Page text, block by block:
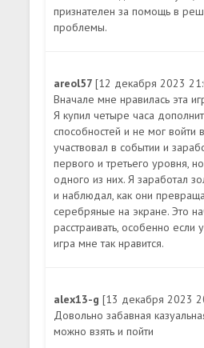
признателен за помощь в
проблемы.
areol57[12 декабря 2023
Вначале мне нравилась эта
Я купил четыре часа
способностей и не мог войти
участвовал в событии и
первого и третьего уровня,
одного из них. Я заработал
и наблюдал, как они
серебряные на экране. Это
расстраивать, особенно если
игра мне так нравится.
alex13-g[13 декабря 2023
Довольно забавная
можно взять и пойти